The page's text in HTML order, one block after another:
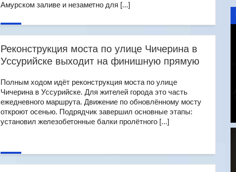
Амурском заливе и незаметно для [...]
Реконструкция моста по улице Чичерина в
Уссурийске выходит на финишную прямую
Полным ходом идёт реконструкция моста по улице
Чичерина в Уссурийске. Для жителей города это часть
ежедневного маршрута. Движение по обновлённому мосту
откроют осенью. Подрядчик завершил основные этапы:
установил железобетонные балки пролётного [...]